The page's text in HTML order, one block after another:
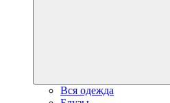
Вся одежда